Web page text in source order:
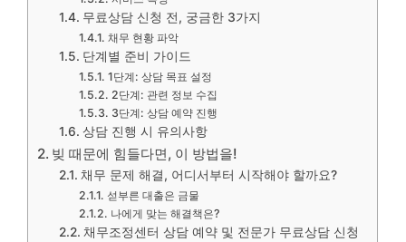
무료상담 신청 전, 궁금한 3가지
채무 현황 파악
단계별 준비 가이드
1단계: 상담 목표 설정
2단계: 관련 정보 수집
3단계: 상담 예약 진행
상담 진행 시 유의사항
빚 때문에 힘들다면, 이 방법을!
채무 문제 해결, 어디서부터 시작해야 할까요?
섣부른 대출은 금물
나에게 맞는 해결책은?
채무조정센터 상담 예약 및 전문가 무료상담 신청